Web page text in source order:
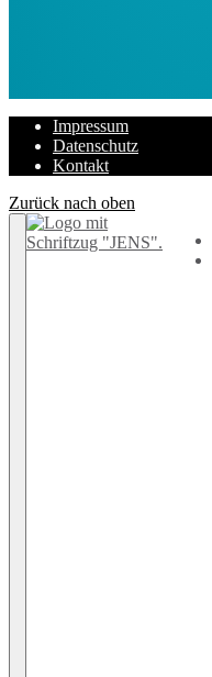
Impressum
Datenschutz
Kontakt
Zurück nach oben